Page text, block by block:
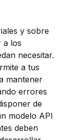
y sobre
a los
necesitar.
a tus
mantener
errores
de
modelo API
deben